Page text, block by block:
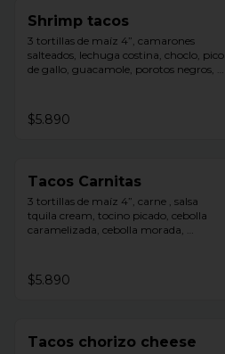
Shrimp tacos
3 tortillas de maíz 4”, camarones
salteados, lechuga costina, choclo, pico
de gallo, guacamole, porotos negros,
salsa tquila aparte.
$5.890
Tacos Carnitas
3 tortillas de maíz 4”, carne , salsa
tquila cream, tocino picado, cebolla
caramelizada, cebolla morada,
$5.890
Tacos chorizo cheese